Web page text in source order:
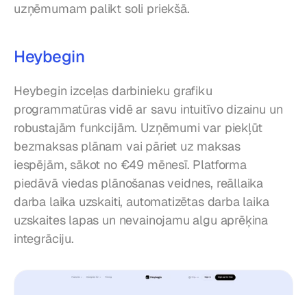
uzņēmumam palikt soli priekšā.
Heybegin
Heybegin izceļas darbinieku grafiku
programmatūras vidē ar savu intuitīvo dizainu un
robustajām funkcijām. Uzņēmumi var piekļūt
bezmaksas plānam vai pāriet uz maksas
iespējām, sākot no €49 mēnesī. Platforma
piedāvā viedas plānošanas veidnes, reāllaika
darba laika uzskaiti, automatizētas darba laika
uzskaites lapas un nevainojamu algu aprēķina
integrāciju.